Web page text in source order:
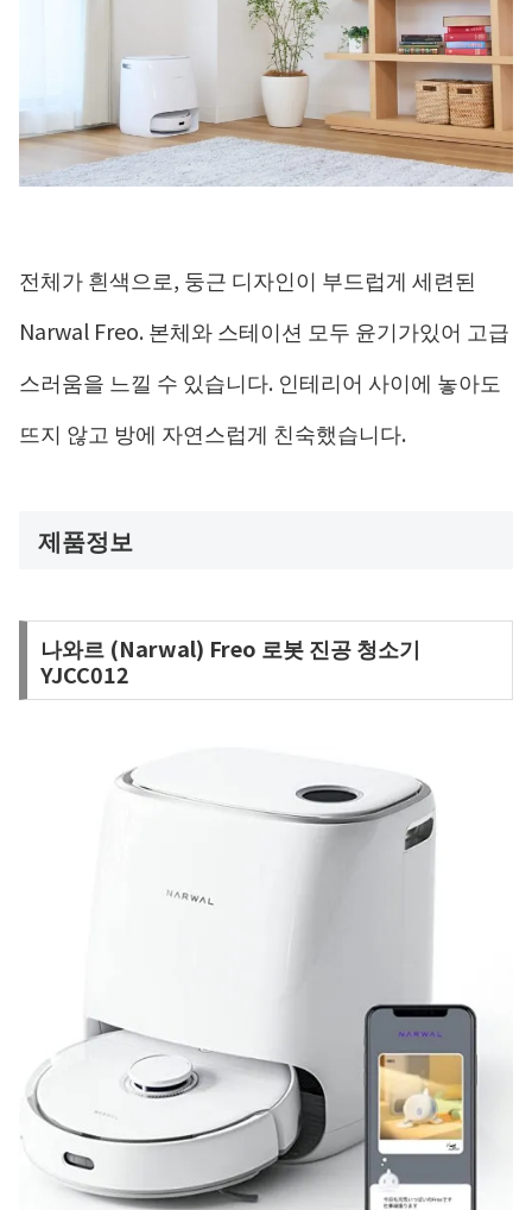
전체가 흰색으로, 둥근 디자인이 부드럽게 세련된
Narwal Freo. 본체와 스테이션 모두 윤기가있어 고급
스러움을 느낄 수 있습니다. 인테리어 사이에 놓아도
뜨지 않고 방에 자연스럽게 친숙했습니다.
제품정보
나와르 (Narwal) Freo 로봇 진공 청소기
YJCC012